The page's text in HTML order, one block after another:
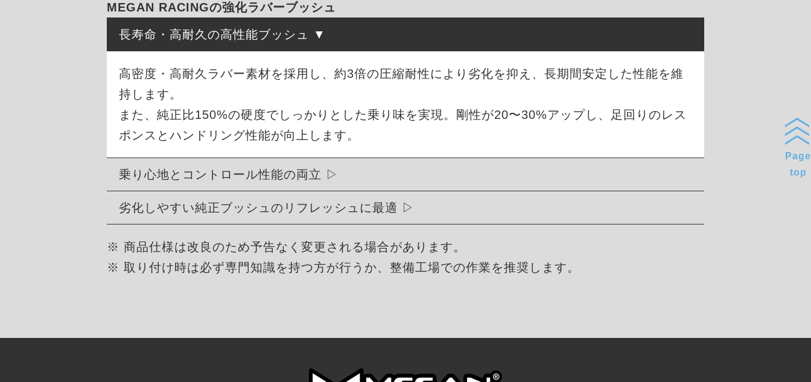
MEGAN RACINGの強化ラバーブッシュ
長寿命・高耐久の高性能ブッシュ
高密度・高耐久ラバー素材を採用し、約3倍の圧縮耐性により劣化を抑え、長期間安定した性能を維
持します。
また、純正比150%の硬度でしっかりとした乗り味を実現。剛性が20〜30%アップし、足回りのレス
ポンスとハンドリング性能が向上します。
乗り心地とコントロール性能の両立
劣化しやすい純正ブッシュのリフレッシュに最適
※ 商品仕様は改良のため予告なく変更される場合があります。
※ 取り付け時は必ず専門知識を持つ方が行うか、整備工場での作業を推奨します。
Page
top